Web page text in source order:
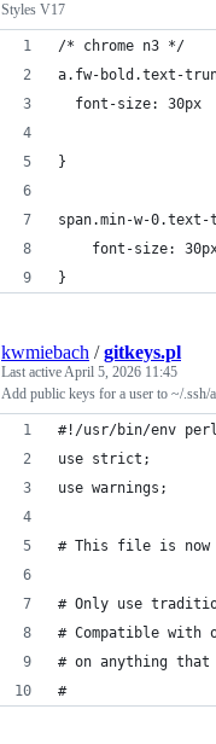
Styles V17
/* chrome n3 */
a.fw-bold.text-
  font-size: 30px
}
span.min-w-
font-size:
}
kwmiebach /gitkeys.pl
Last activeApril 5, 2026 11:45
Add public keys for a user to ~/.ssh/
#!/usr/bin/env perl
use strict;
use warnings;
# This file is now
# Only use
# Compatible with
# on anything that
#